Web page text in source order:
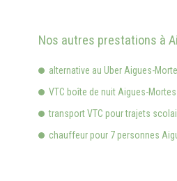
Nos autres prestations à
alternative au Uber Aigues-
VTC boîte de nuit Aigues-Mortes
transport VTC pour trajets
chauffeur pour 7 personnes